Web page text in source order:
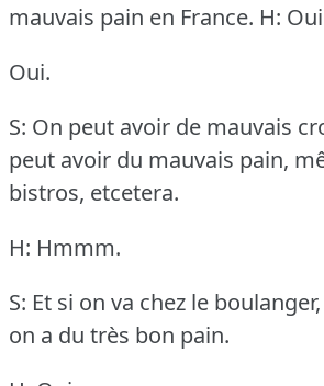
mauvais pain en France. H:
Oui.
S: On peut avoir de mauvais
peut avoir du mauvais pain,
bistros, etcetera.
H: Hmmm.
S: Et si on va chez le
on a du très bon pain.